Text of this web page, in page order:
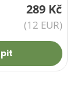
289 Kč
(12 EUR)